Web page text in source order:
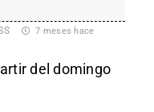
7 meses hace
del domingo